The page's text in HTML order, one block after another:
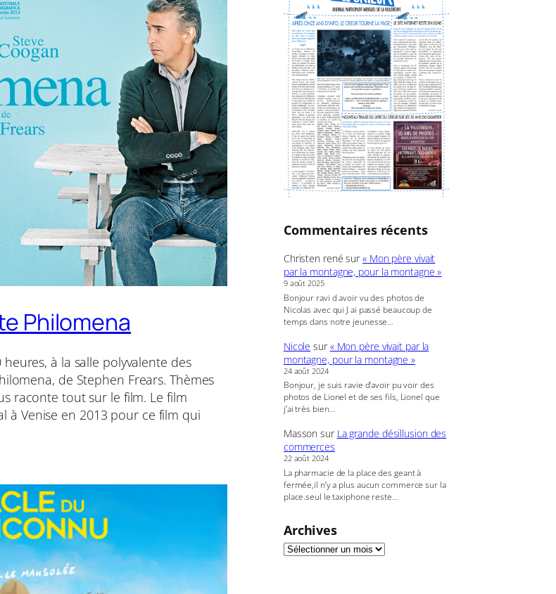
Philomena
à la salle polyvalente des
de Stephen Frears. Thèmes
raconte tout sur le film. Le film
à Venise en 2013 pour ce film qui
c
h
e
r
Commentaires récents
Christen rené sur« Mon père vivait
par la montagne, pour la montagne »
9 août 2025
Bonjour ravi d avoir vu des photos de
Nicolas avec qui J ai passé beaucoup de
temps dans notre jeunesse…
Nicole sur« Mon père vivait par la
montagne, pour la montagne »
24 août 2024
Bonjour, je suis ravie d’avoir pu voir des
photos de Lionel et de ses fils, Lionel que
j’ai très bien…
Masson sur La grande désillusion des
commerces
22 août 2024
La pharmacie de la place des geant à
fermée,il n’y a plus aucun commerce sur la
place.seul le taxiphone reste…
Archives